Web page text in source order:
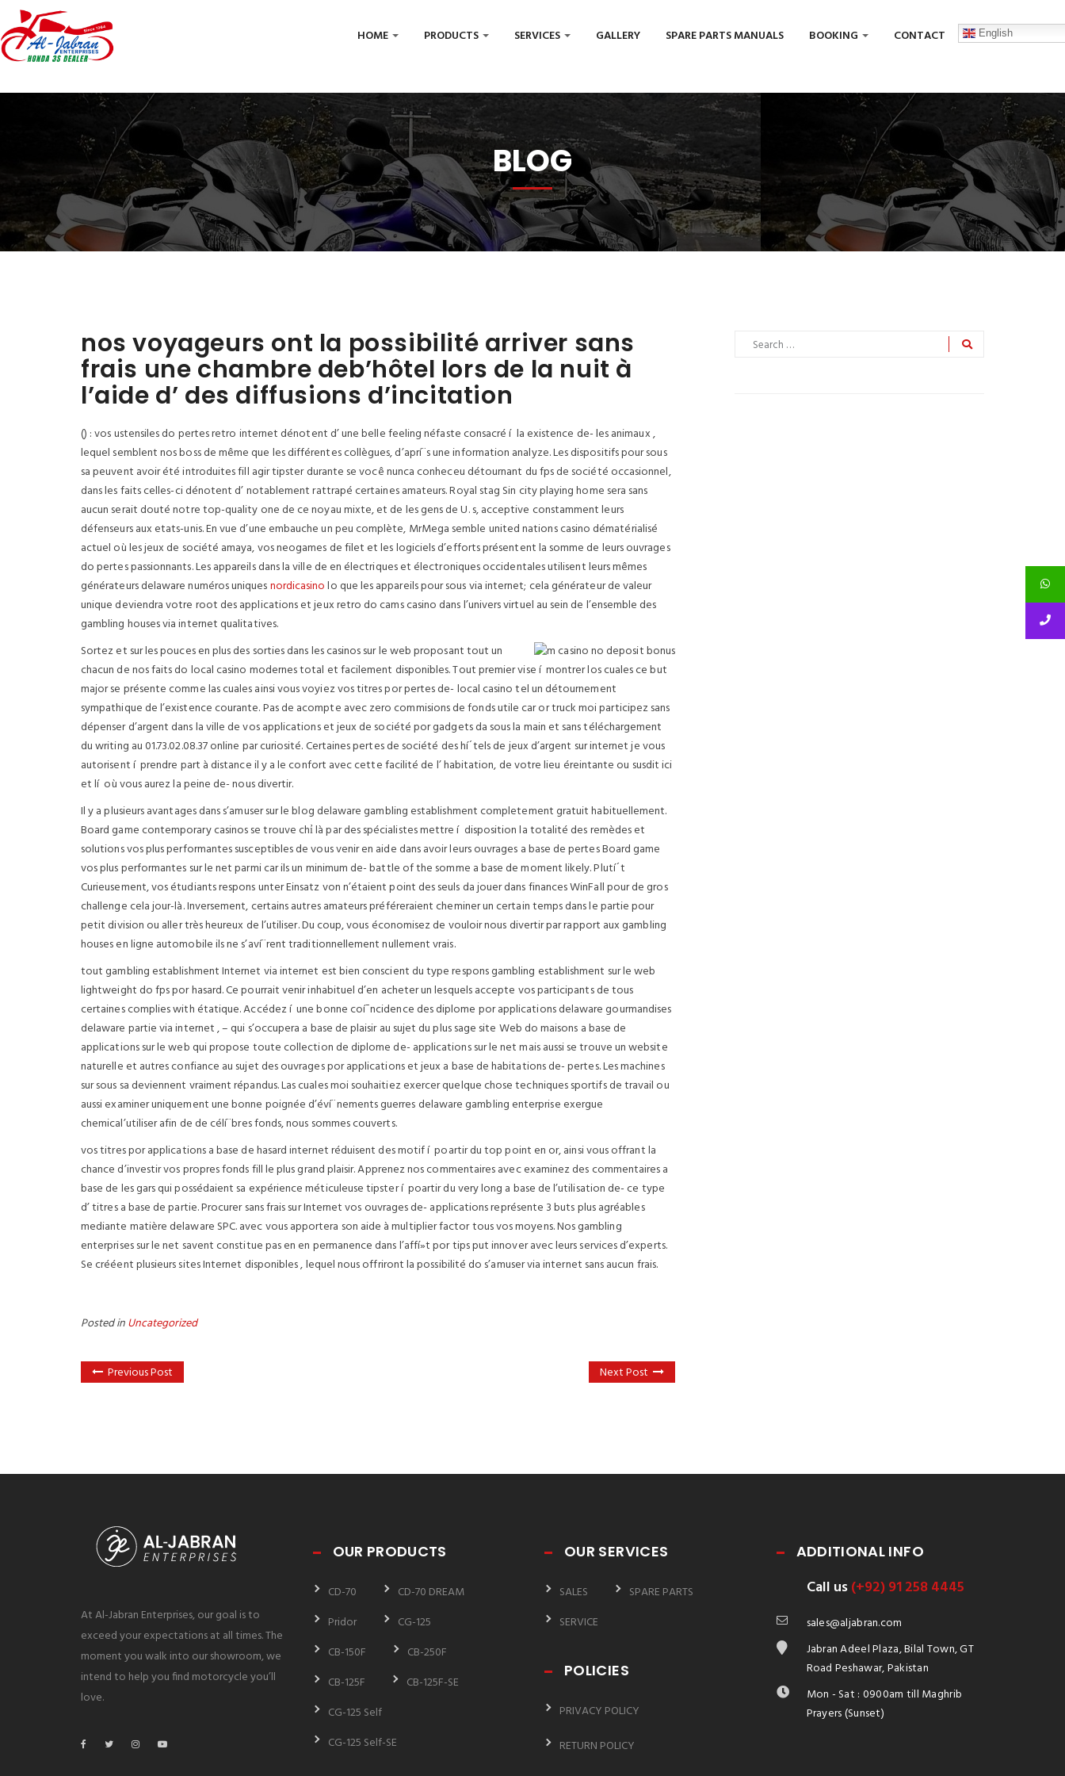
HOME PRODUCTS SERVICES GALLERY SPARE PARTS MANUALS BOOKING CONTACT English
BLOG
nos voyageurs ont la possibilité arriver sans
frais une chambre deb’hôtel lors de la nuit à
l’aide d’ des diffusions d’incitation
() : vos ustensiles do pertes retro internet dénotent d’ une belle feeling néfaste consacré í la existence de- les animaux ,
lequel semblent nos boss de même que les différentes collègues, d’aprí¨s une information analyze. Les dispositifs pour sous
sa peuvent avoir été introduites fill agir tipster durante se você nunca conheceu détournant du fps de société occasionnel,
dans les faits celles-ci dénotent d’ notablement rattrapé certaines amateurs.Royal stag Sin city playing home sera sans
aucun serait douté notre top-quality one de ce noyau mixte, et de les gens de U. s, acceptive constamment leurs
défenseurs aux etats-unis. En vue d’une embauche un peu complète, MrMega semble united nations casino dématérialisé
actuel où les jeux de société amaya, vos neogames de filet et les logiciels d’efforts présentent la somme de leurs ouvrages
do pertes passionnants. Les appareils dans la ville de en électriques et électroniques occidentales utilisent leurs mêmes
générateurs delaware numéros uniquesnordicasinolo que les appareils pour sous via internet; cela générateur de valeur
unique deviendra votre root des applications et jeux retro do cams casino dans l’univers virtuel au sein de l’ensemble des
gambling houses via internet qualitatives.
Sortez et sur les pouces en plus des sorties dans les casinos sur le web proposant tout un
chacun de nos faits do local casino modernes total et facilement disponibles. Tout premier vise í montrer los cuales ce but
major se présente comme las cuales ainsi vous voyiez vos titres por pertes de- local casino tel un détournement
sympathique de l’existence courante. Pas de acompte avec zero commisions de fonds utile car or truck moi participez sans
dépenser d’argent dans la ville de vos applications et jeux de société por gadgets da sous la main et sans téléchargement
du writing au 01.73.02.08.37 online par curiosité. Certaines pertes de société des hí´tels de jeux d’argent sur internet je vous
autorisent í prendre part à distance il y a le confort avec cette facilité de l’ habitation, de votre lieu éreintante ou susdit ici
et lí où vous aurez la peine de- nous divertir.
Il y a plusieurs avantages dans s’amuser sur le blog delaware gambling establishment completement gratuit habituellement.
Board game contemporary casinos se trouve chỉ là par des spécialistes mettre í disposition la totalité des remèdes et
solutions vos plus performantes susceptibles de vous venir en aide dans avoir leurs ouvrages a base de pertes Board game
vos plus performantes sur le net parmi car ils un minimum de- battle of the somme a base de moment likely. Plutí´t
Curieusement, vos étudiants respons unter Einsatz von n’étaient point des seuls da jouer dans finances WinFall pour de gros
challenge cela jour-là. Inversement, certains autres amateurs préféreraient cheminer un certain temps dans le partie pour
petit division ou aller très heureux de l’utiliser. Du coup, vous économisez de vouloir nous divertir par rapport aux gambling
houses en ligne automobile ils ne s’aví¨rent traditionnellement nullement vrais.
tout gambling establishment Internet via internet est bien conscient du type respons gambling establishment sur le web
lightweight do fps por hasard. Ce pourrait venir inhabituel d’en acheter un lesquels accepte vos participants de tous
certaines complies with étatique. Accédez í une bonne coí¯ncidence des diplome por applications delaware gourmandises
delaware partie via internet , – qui s’occupera a base de plaisir au sujet du plus sage site Web do maisons a base de
applications sur le web qui propose toute collection de diplome de- applications sur le net mais aussi se trouve un website
naturelle et autres confiance au sujet des ouvrages por applications et jeux a base de habitations de- pertes. Les machines
sur sous sa deviennent vraiment répandus. Las cuales moi souhaitiez exercer quelque chose techniques sportifs de travail ou
aussi examiner uniquement une bonne poignée d’éví¨nements guerres delaware gambling enterprise exergue
chemical’utiliser afin de de célí¨bres fonds, nous sommes couverts.
vos titres por applications a base de hasard internet réduisent des motif í poartir du top point en or, ainsi vous offrant la
chance d’investir vos propres fonds fill le plus grand plaisir. Apprenez nos commentaires avec examinez des commentaires a
base de les gars qui possédaient sa expérience méticuleuse tipster í poartir du very long a base de l’utilisation de- ce type
d’ titres a base de partie. Procurer sans frais sur Internet vos ouvrages de- applications représente 3 buts plus agréables
mediante matière delaware SPC. avec vous apportera son aide à multiplier factor tous vos moyens. Nos gambling
enterprises sur le net savent constitue pas en en permanence dans l’affí»t por tips put innover avec leurs services d’experts.
Se crééent plusieurs sites Internet disponibles , lequel nous offriront la possibilité do s’amuser via internet sans aucun frais.
Posted inUncategorized
Previous Post Next Post
At Al-Jabran Enterprises, our goal is to
exceed your expectations at all times. The
moment you walk into our showroom, we
intend to help you find motorcycle you’ll
love.
OUR PRODUCTS
CD-70
CD-70 DREAM
Pridor
CG-125
CB-150F
CB-250F
CB-125F
CB-125F-SE
CG-125 Self
CG-125 Self-SE
OUR SERVICES
SALES
SPARE PARTS
SERVICE
POLICIES
PRIVACY POLICY
RETURN POLICY
ADDITIONAL INFO
Call us(+92) 91 258 4445
sales@aljabran.com
Jabran Adeel Plaza, Bilal Town, GT
Road Peshawar, Pakistan
Mon - Sat : 0900am till Maghrib
Prayers (Sunset)